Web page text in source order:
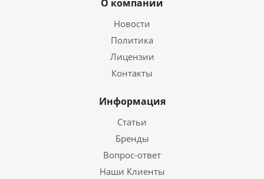
О компании
Новости
Политика
Лицензии
Контакты
Информация
Статьи
Бренды
Вопрос-ответ
Наши Клиенты